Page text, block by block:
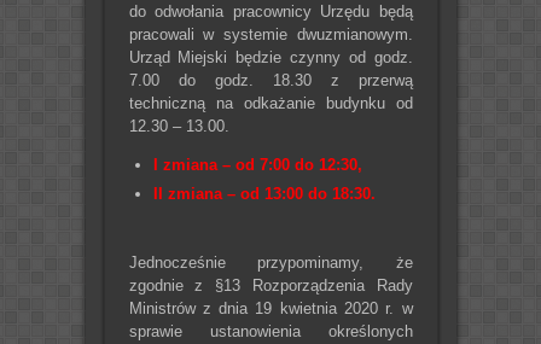
do odwołania pracownicy Urzędu będą
pracowali w systemie dwuzmianowym.
Urząd Miejski będzie czynny od godz.
7.00 do godz. 18.30 z przerwą
techniczną na odkażanie budynku od
12.30 – 13.00.
I zmiana – od 7:00 do 12:30,
II zmiana – od 13:00 do 18:30.
Jednocześnie przypominamy, że
zgodnie z §13 Rozporządzenia Rady
Ministrów z dnia 19 kwietnia 2020 r. w
sprawie ustanowienia określonych